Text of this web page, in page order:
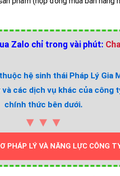
Zalo chỉ trong vài phút:
hệ sinh thái Pháp Lý Gia
các dịch vụ khác của công
chính thức bên dưới.
▼▼▼
PHÁP LÝ VÀ NĂNG LỰC CÔNG